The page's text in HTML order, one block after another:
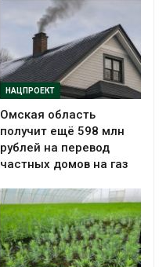
НАЦПРОЕКТ
Омская область
получит ещё 598 млн
рублей на перевод
частных домов на газ